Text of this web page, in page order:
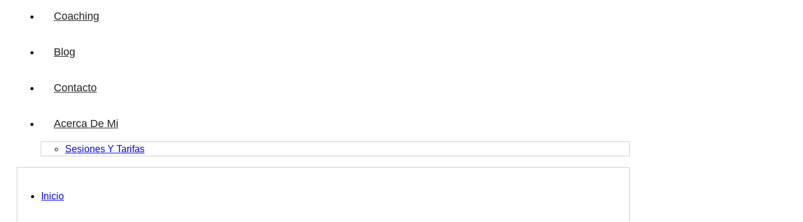
Coaching
Blog
Contacto
Acerca De Mi
Sesiones Y Tarifas
Inicio